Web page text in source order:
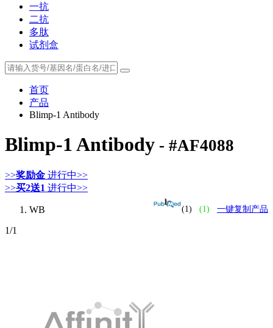
一抗
二抗
多肽
试剂盒
首页
产品
Blimp-1 Antibody
Blimp-1 Antibody - #AF4088
>>奖励金 进行中>>
>>买2送1 进行中>>
(1) (1) 一键复制产品
WB
1/1